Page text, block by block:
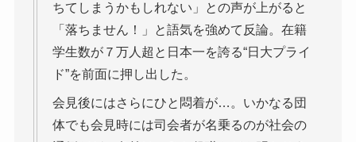
ちてしまうかもしれない」との声が上がると
「落ちません！」と語気を強めて反論。在籍
学生数が７万人超と日本一を誇る“日大プライ
ド”を前面に押し出した。
会見後にはさらにひと悶着が…。いかなる団
体でも会見時には司会者が名乗るのが社会の